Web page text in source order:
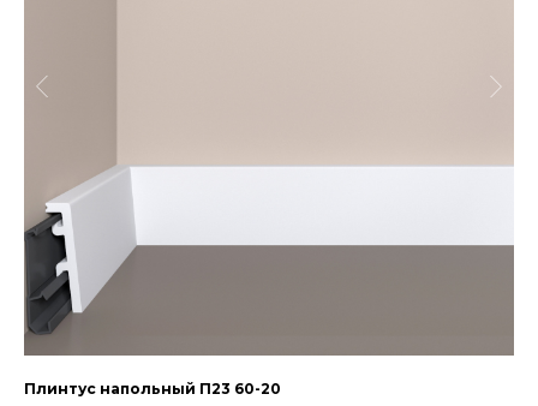
Плинтус напольный П23 60-20